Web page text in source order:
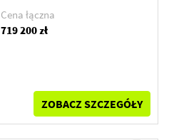
Cena łączna
719 200 zł
ZOBACZ SZCZEGÓŁY